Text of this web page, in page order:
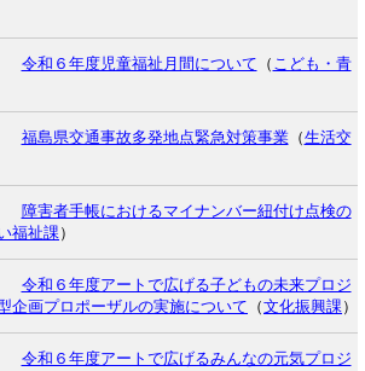
令和６年度児童福祉月間について （ こども・青
福島県交通事故多発地点緊急対策事業（生活交
障害者手帳におけるマイナンバー紐付け点検の
福祉課）
令和６年度アートで広げる子どもの未来プロジ
企画プロポーザルの実施について （文化振興課）
令和６年度アートで広げるみんなの元気プロジ